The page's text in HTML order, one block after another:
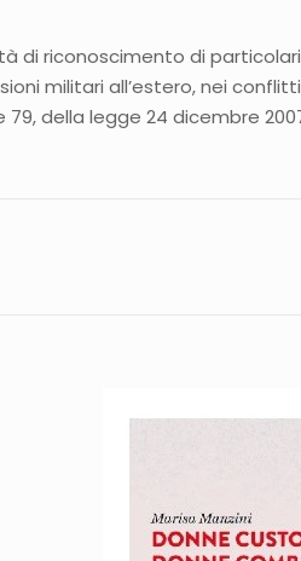
di riconoscimento di
militari all’estero, nei
della legge 24 dicembre